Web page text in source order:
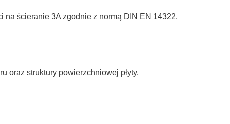
ścieranie 3A zgodnie z normą DIN EN 14322.
oraz struktury powierzchniowej płyty.